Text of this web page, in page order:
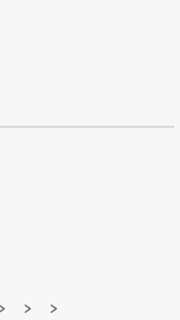
> > >